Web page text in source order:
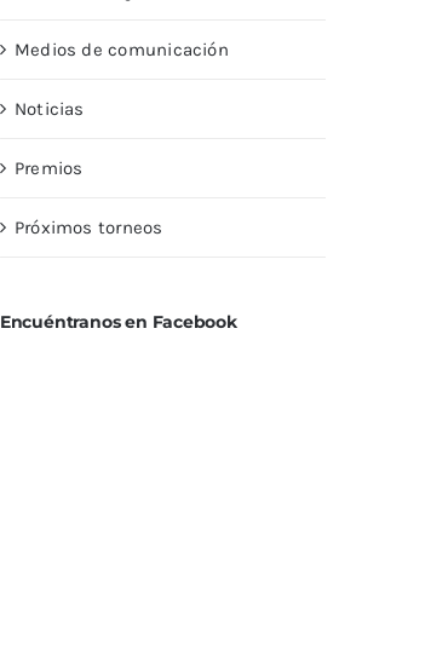
Medios de comunicación
Noticias
Premios
Próximos torneos
Encuéntranos en Facebook